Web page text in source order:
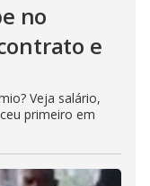
no
e
Veja salário,
primeiro em